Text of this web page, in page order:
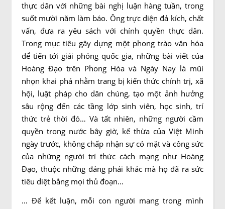
thực dân với những bài nghị luận hàng tuần, trong
suốt mười năm làm báo. Ông trực diện đả kích, chất
vấn, đưa ra yêu sách với chính quyền thực dân.
Trong mục tiêu gây dựng một phong trào văn hóa
để tiến tới giải phóng quốc gia, những bài viết của
Hoàng Đạo trên Phong Hóa và Ngày Nay là mũi
nhọn khai phá nhằm trang bị kiến thức chính trị, xã
hội, luật pháp cho dân chúng, tạo một ảnh hưởng
sâu rộng đến các tầng lớp sinh viên, học sinh, trí
thức trẻ thời đó… Và tất nhiên, những người cầm
quyền trong nước bây giờ, kế thừa của Việt Minh
ngày trước, không chấp nhận sự có mặt và công sức
của những người trí thức cách mạng như Hoàng
Đạo, thuộc những đảng phái khác mà họ đã ra sức
tiêu diệt bằng mọi thủ đoạn…
… Để kết luận, mỗi con người mang trong mình